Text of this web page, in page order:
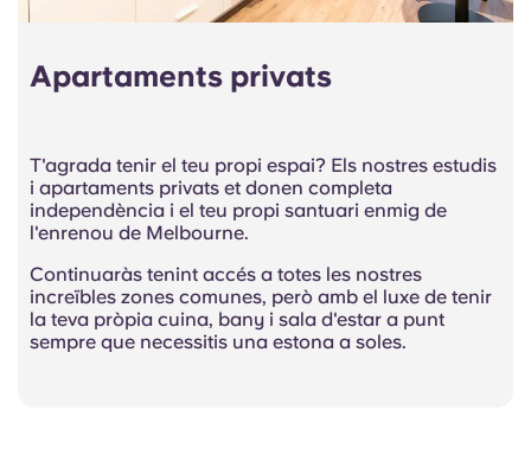
Apartaments privats
T'agrada tenir el teu propi espai? Els nostres estudis
i apartaments privats et donen completa
independència i el teu propi santuari enmig de
l'enrenou de Melbourne.
Continuaràs tenint accés a totes les nostres
increïbles zones comunes, però amb el luxe de tenir
la teva pròpia cuina, bany i sala d'estar a punt
sempre que necessitis una estona a soles.